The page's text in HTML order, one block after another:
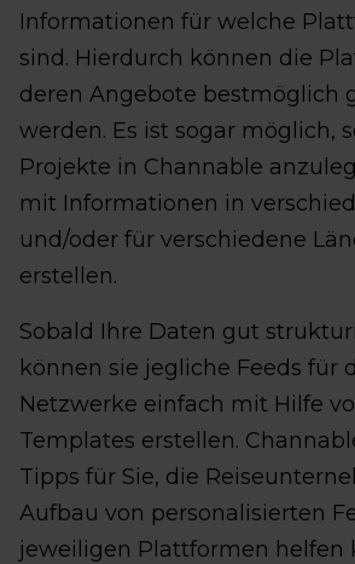
Informationen für welche
sind. Hierdurch können die
deren Angebote bestmöglich
werden. Es ist sogar möglich,
Projekte in Channable
mit Informationen in
und/oder für verschiedene
erstellen.
Sobald Ihre Daten gut
können sie jegliche Feeds für
Netzwerke einfach mit Hilfe
Templates erstellen.
Tipps für Sie, die
Aufbau von personalisierten
jeweiligen Plattformen helfen